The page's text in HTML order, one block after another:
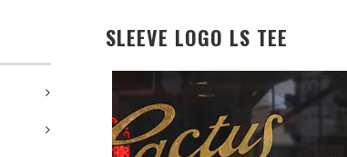
SLEEVE LOGO LS TEE